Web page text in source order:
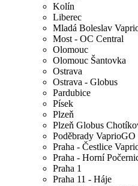
Kolín
Liberec
Mladá Boleslav
Most - OC Central
Olomouc
Olomouc Šantovka
Ostrava
Ostrava - Globus
Pardubice
Písek
Plzeň
Plzeň Globus
Poděbrady VaprioGO
Praha - Čestlice
Praha - Horní
Praha 1
Praha 11 - Háje